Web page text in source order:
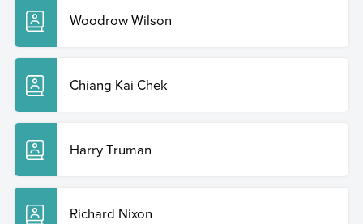
Woodrow Wilson
Chiang Kai Chek
Harry Truman
Richard Nixon